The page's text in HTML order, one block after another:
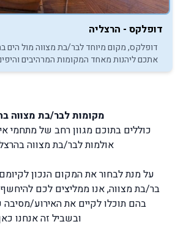
דופלקס - הרצליה
דופלקס, מקום מיוחד לבר/בת מצווה מול הים
אתכם ליהנות מאחד המקומות המרהיבים
לאירועי בר/בת מצווה.
מקומות לבר/בת מצווה
כוללים בתוכם מגוון רחב של מתחמי
אולמות לבר/בת מצווה
על מנת לבחור את המקום הנכון
בר/בת מצווה, אנו ממליצים לכם
בהם תוכלו לקיים את האירוע/מסיבה
ובשביל זה אנחנו